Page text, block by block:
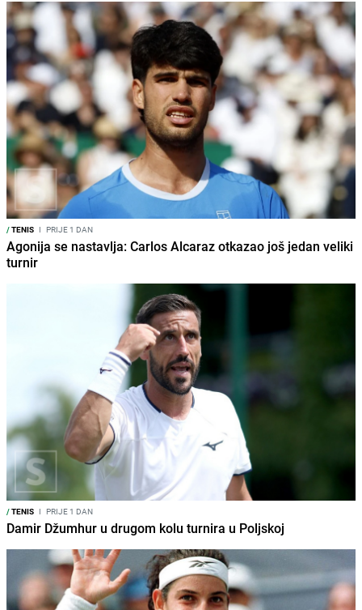
/TENIS I PRIJE 1 DAN
Agonija se nastavlja: Carlos Alcaraz otkazao još jedan veliki
turnir
/TENIS I PRIJE 1 DAN
Damir Džumhur u drugom kolu turnira u Poljskoj